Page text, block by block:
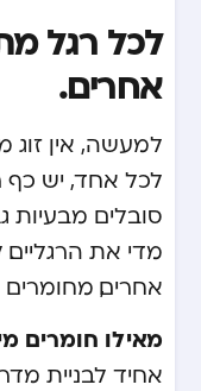
לכל רגל
אחרים.
לכל אחד, יש כף
סובלים מבעיות
מדי את
אחרים, מחומרים
מאילו חומרים
אחיד לבניית